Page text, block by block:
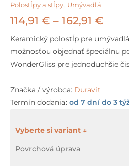
Polostĺpy a stĺpy, Umývadlá
114,91 € – 162,91 €
Keramický polostĺp pre
možnosťou objednať špeciálnu
WonderGliss pre jednoduchšie
Značka / výrobca: Duravit
Termín dodania: od 7 dní do 3
Povrchová úprava
množstvo